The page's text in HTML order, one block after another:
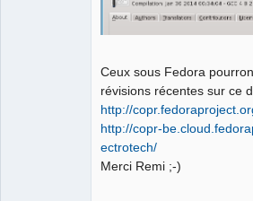
Ceux sous Fedora
révisions récentes sur ce
http://
http://copr-
ectrotech/
Merci Remi ;-)